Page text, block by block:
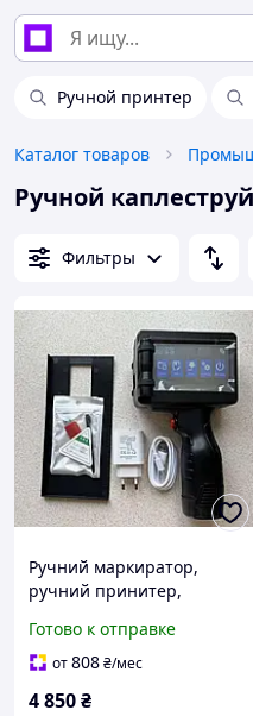
Ручной принтер
Каталог товаров
Ручной
Фильтры
Ручний маркиратор,
ручний принитер,
маркувальний принтер
Готово к отправке
от808₴/мес
4 850₴